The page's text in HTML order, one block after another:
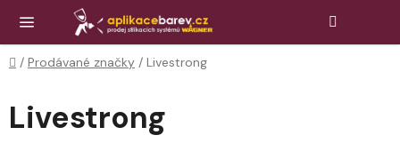
obsah
Domů
/ Prodávané značky / Livestrong
Livestrong